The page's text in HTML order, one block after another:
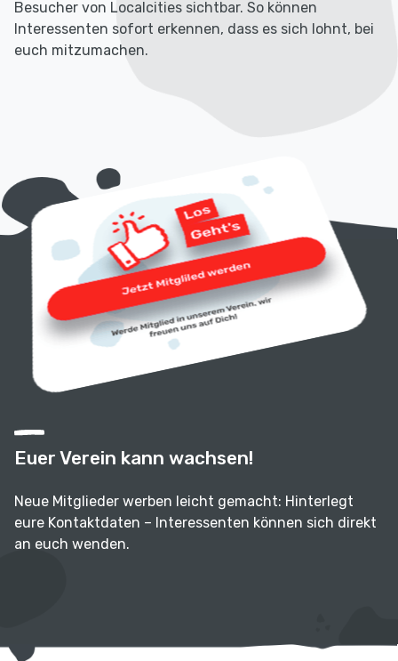
Besucher von Localcities sichtbar. So können
Interessenten sofort erkennen, dass es sich lohnt, bei
euch mitzumachen.
Euer Verein kann wachsen!
Neue Mitglieder werben leicht gemacht: Hinterlegt
eure Kontaktdaten – Interessenten können sich direkt
an euch wenden.